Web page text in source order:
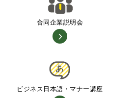
合同企業説明会
ビジネス日本語・マナー講座